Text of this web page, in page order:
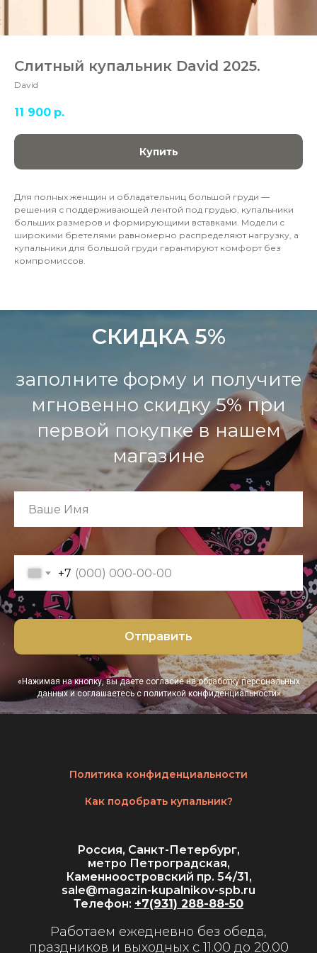
Слитный купальник David 2025.
David
11 900 р.
Купить
Для полных женщин и обладательниц большой груди —
решения с поддерживающей лентой под грудью, купальники
больших размеров и формирующими вставками. Модели с
широкими бретелями равномерно распределяют нагрузку, а
купальники для большой груди гарантируют комфорт без
компромиссов.
СКИДКА 5%
заполните форму и получите
мгновенно скидку 5% при
первой покупке в нашем
магазине
+7
Отправить
«Нажимая на кнопку, вы даете согласие на обработку персональных
данных и соглашаетесь c политикой конфиденциальности»
Политика конфиденциальности
Как подобрать купальник?
Россия, Санкт-Петербург,
метро Петроградская,
Каменноостровский пр. 54/31,
sale@magazin-kupalnikov-spb.ru
Телефон: +7(931) 288-88-50
Работаем ежедневно без обеда,
праздников и выходных с 11.00 до 20.00